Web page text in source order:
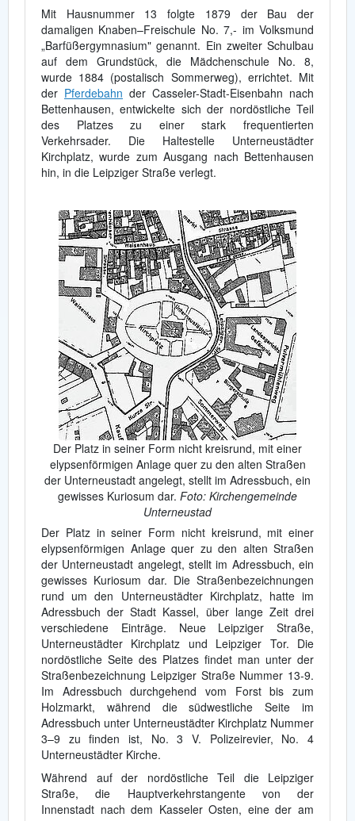
Mit Hausnummer 13 folgte 1879 der Bau der
damaligen Knaben–Freischule No. 7,- im Volksmund
„Barfüßergymnasium" genannt. Ein zweiter Schulbau
auf dem Grundstück, die Mädchenschule No. 8,
wurde 1884 (postalisch Sommerweg), errichtet. Mit
der Pferdebahn der Casseler-Stadt-Eisenbahn nach
Bettenhausen, entwickelte sich der nordöstliche Teil
des Platzes zu einer stark frequentierten
Verkehrsader. Die Haltestelle Unterneustädter
Kirchplatz, wurde zum Ausgang nach Bettenhausen
hin, in die Leipziger Straße verlegt.
Der Platz in seiner Form nicht kreisrund, mit einer
elypsenförmigen Anlage quer zu den alten Straßen
der Unterneustadt angelegt, stellt im Adressbuch, ein
gewisses Kuriosum dar. Foto: Kirchengemeinde
Unterneustad
Der Platz in seiner Form nicht kreisrund, mit einer
elypsenförmigen Anlage quer zu den alten Straßen
der Unterneustadt angelegt, stellt im Adressbuch, ein
gewisses Kuriosum dar. Die Straßenbezeichnungen
rund um den Unterneustädter Kirchplatz, hatte im
Adressbuch der Stadt Kassel, über lange Zeit drei
verschiedene Einträge. Neue Leipziger Straße,
Unterneustädter Kirchplatz und Leipziger Tor. Die
nordöstliche Seite des Platzes findet man unter der
Straßenbezeichnung Leipziger Straße Nummer 13-9.
Im Adressbuch durchgehend vom Forst bis zum
Holzmarkt, während die südwestliche Seite im
Adressbuch unter Unterneustädter Kirchplatz Nummer
3–9 zu finden ist, No. 3 V. Polizeirevier, No. 4
Unterneustädter Kirche.
Während auf der nordöstliche Teil die Leipziger
Straße, die Hauptverkehrstangente von der
Innenstadt nach dem Kasseler Osten, eine der am